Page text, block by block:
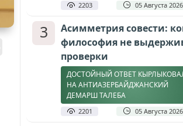
2203 05 Августа
3
Асимметрия совести:
философия не
проверки
ДОСТОЙНЫЙ ОТВЕТ
НА АНТИАЗЕРБАЙДЖАНСКИЙ
ДЕМАРШ ТАЛЕБА
2201 05 Августа